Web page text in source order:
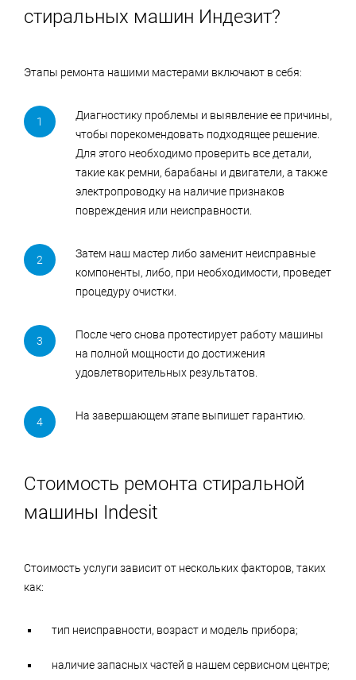
стиральных машин Индезит?
Этапы ремонта нашими мастерами включают в себя:
Диагностику проблемы и выявление ее причины,
чтобы порекомендовать подходящее решение.
Для этого необходимо проверить все детали,
такие как ремни, барабаны и двигатели, а также
электропроводку на наличие признаков
повреждения или неисправности.
Затем наш мастер либо заменит неисправные
компоненты, либо, при необходимости, проведет
процедуру очистки.
После чего снова протестирует работу машины
на полной мощности до достижения
удовлетворительных результатов.
На завершающем этапе выпишет гарантию.
Стоимость ремонта стиральной
машины Indesit
Стоимость услуги зависит от нескольких факторов, таких
как:
тип неисправности, возраст и модель прибора;
наличие запасных частей в нашем сервисном центре;